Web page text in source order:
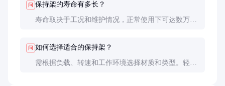
问 保持架的寿命有多长？
寿命取决于工况和维护情况，正常使用下可达数万小
问 如何选择适合的保持架？
需根据负载、转速和工作环境选择材质和类型。轻载